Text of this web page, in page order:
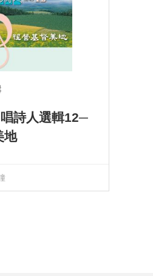
詩人選輯12─
地